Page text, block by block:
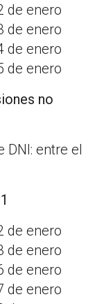
de enero
de enero
de enero
de enero
no
DNI: entre el
de enero
de enero
de enero
de enero